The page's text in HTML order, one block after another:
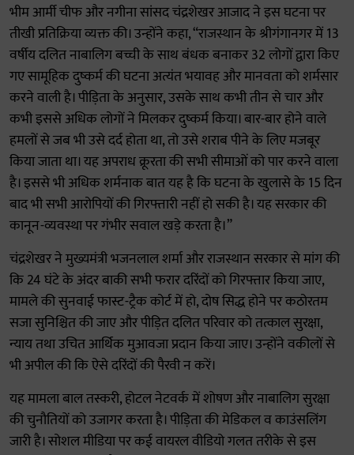
भीम आर्मी चीफ और नगीना सांसद चंद्रशेखर आजाद ने इस घटना पर
तीखी प्रतिक्रिया व्यक्त की। उन्होंने कहा, “राजस्थान के श्रीगंगानगर में 13
वर्षीय दलित नाबालिग बच्ची के साथ बंधक बनाकर 32 लोगों द्वारा किए
गए सामूहिक दुष्कर्म की घटना अत्यंत भयावह और मानवता को शर्मसार
करने वाली है। पीड़िता के अनुसार, उसके साथ कभी तीन से चार और
कभी इससे अधिक लोगों ने मिलकर दुष्कर्म किया। बार-बार होने वाले
हमलों से जब भी उसे दर्द होता था, तो उसे शराब पीने के लिए मजबूर
किया जाता था। यह अपराध क्रूरता की सभी सीमाओं को पार करने वाला
है। इससे भी अधिक शर्मनाक बात यह है कि घटना के खुलासे के 15 दिन
बाद भी सभी आरोपियों की गिरफ्तारी नहीं हो सकी है। यह सरकार की
कानून-व्यवस्था पर गंभीर सवाल खड़े करता है।”
चंद्रशेखर ने मुख्यमंत्री भजनलाल शर्मा और राजस्थान सरकार से मांग की
कि 24 घंटे के अंदर बाकी सभी फरार दरिंदों को गिरफ्तार किया जाए,
मामले की सुनवाई फास्ट-ट्रैक कोर्ट में हो, दोष सिद्ध होने पर कठोरतम
सजा सुनिश्चित की जाए और पीड़ित दलित परिवार को तत्काल सुरक्षा,
न्याय तथा उचित आर्थिक मुआवजा प्रदान किया जाए। उन्होंने वकीलों से
भी अपील की कि ऐसे दरिंदों की पैरवी न करें।
यह मामला बाल तस्करी, होटल नेटवर्क में शोषण और नाबालिग सुरक्षा
की चुनौतियों को उजागर करता है। पीड़िता की मेडिकल व काउंसलिंग
जारी है। सोशल मीडिया पर कई वायरल वीडियो गलत तरीके से इस